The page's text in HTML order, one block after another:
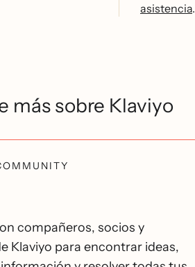
asistencia.
más sobre Klaviyo
compañeros, socios y
Klaviyo para encontrar ideas,